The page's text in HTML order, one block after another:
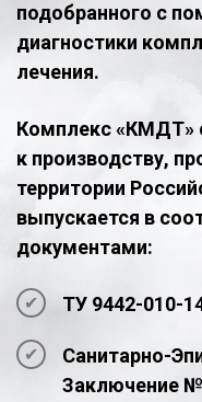
подобранного с
диагностики
лечения.
Комплекс «КМДТ»
к производству,
территории
выпускается в
документами:
ТУ 9442-010-
Санитарно-
Заключение №